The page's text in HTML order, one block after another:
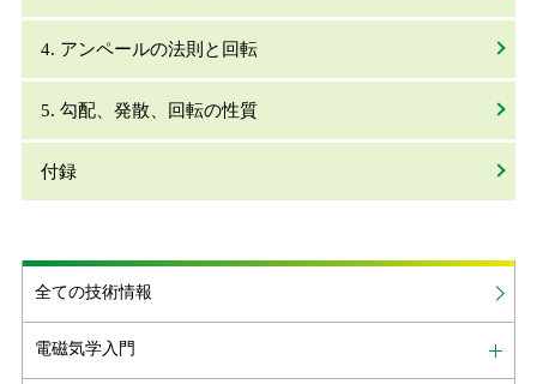
4. アンペールの法則と回転
5. 勾配、発散、回転の性質
付録
全ての技術情報
電磁気学入門